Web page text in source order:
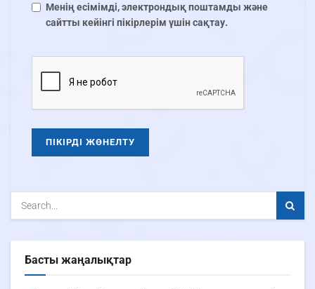
Менің есімімді, электрондық поштамды және
сайтты кейінгі пікірлерім үшін сақтау.
Басты жаңалықтар